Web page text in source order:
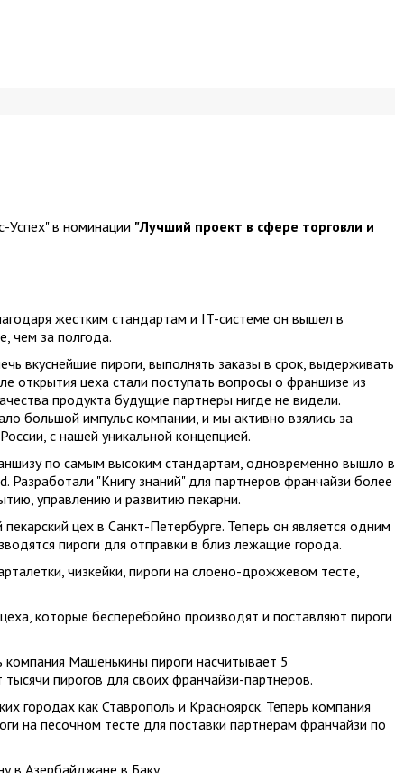
Успех" в номинации "Лучший проект в сфере торговли и
жестким стандартам и IT-системе он вышел в
чем за полгода.
вкуснейшие пироги, выполнять заказы в срок, выдерживать
открытия цеха стали поступать вопросы о франшизе из
продукта будущие партнеры нигде не видели.
большой импульс компании, и мы активно взялись за
с нашей уникальной концепцией.
по самым высоким стандартам, одновременно вышло в
Разработали "Книгу знаний" для партнеров франчайзи более
управлению и развитию пекарни.
цех в Санкт-Петербурге. Теперь он является одним
пироги для отправки в близ лежащие города.
чизкейки, пироги на слоено-дрожжевом тесте,
которые бесперебойно производят и поставляют пироги
Машенькины пироги насчитывает 5
пирогов для своих франчайзи-партнеров.
городах как Ставрополь и Красноярск. Теперь компания
на песочном тесте для поставки партнерам франчайзи по
в Азербайджане в Баку.